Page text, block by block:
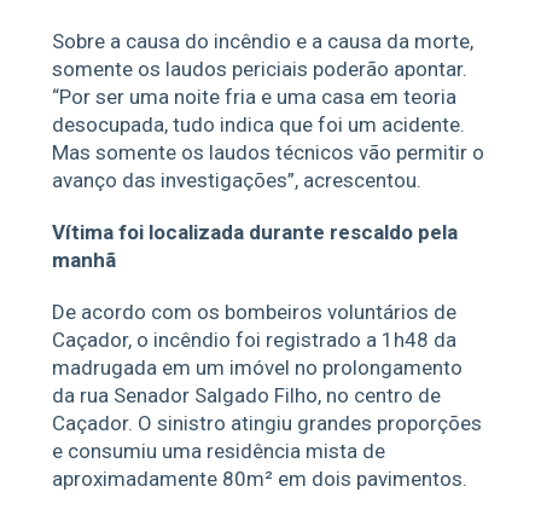
Sobre a causa do incêndio e a causa da morte,
somente os laudos periciais poderão apontar.
“Por ser uma noite fria e uma casa em teoria
desocupada, tudo indica que foi um acidente.
Mas somente os laudos técnicos vão permitir o
avanço das investigações”, acrescentou.
Vítima foi localizada durante rescaldo pela
manhã
De acordo com os bombeiros voluntários de
Caçador, o incêndio foi registrado a 1h48 da
madrugada em um imóvel no prolongamento
da rua Senador Salgado Filho, no centro de
Caçador. O sinistro atingiu grandes proporções
e consumiu uma residência mista de
aproximadamente 80m² em dois pavimentos.